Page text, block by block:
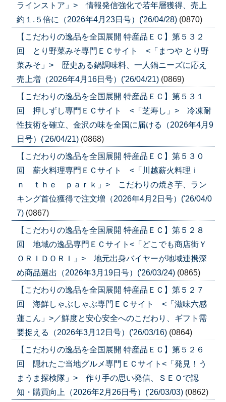
ラインストア」> 情報発信強化で若年層獲得、売上
約１.５倍に（2026年4月23日号）('26/04/28) (0870)
【こだわりの逸品を全国展開 特産品ＥＣ】第５３２
回 とり野菜みそ専門ＥＣサイト <「まつや とり野
菜みそ」> 歴史ある鍋調味料、一人鍋ニーズに応え
売上増（2026年4月16日号）('26/04/21) (0869)
【こだわりの逸品を全国展開 特産品ＥＣ】第５３１
回 押しずし専門ＥＣサイト <「芝寿し」> 冷凍耐
性技術を確立、金沢の味を全国に届ける（2026年4月9
日号）('26/04/21) (0868)
【こだわりの逸品を全国展開 特産品ＥＣ】第５３０
回 薪火料理専門ＥＣサイト <「川越薪火料理ｉ
ｎ ｔｈｅ ｐａｒｋ」> こだわりの焼き芋、ラン
キング首位獲得で注文増（2026年4月2日号）('26/04/0
7) (0867)
【こだわりの逸品を全国展開 特産品ＥＣ】第５２８
回 地域の逸品専門ＥＣサイト<「どこでも商店街Ｙ
ＯＲＩＤＯＲＩ」> 地元出身バイヤーが地域連携深
め商品選出（2026年3月19日号）('26/03/24) (0865)
【こだわりの逸品を全国展開 特産品ＥＣ】第５２７
回 海鮮しゃぶしゃぶ専門ＥＣサイト <「滋味六感
蓮こん」>／鮮度と安心安全へのこだわり、ギフト需
要捉える（2026年3月12日号）('26/03/16) (0864)
【こだわりの逸品を全国展開 特産品ＥＣ】第５２６
回 隠れたご当地グルメ専門ＥＣサイト<「発見！う
まうま探検隊」> 作り手の思い発信、ＳＥＯで認
知・購買向上（2026年2月26日号）('26/03/03) (0862)